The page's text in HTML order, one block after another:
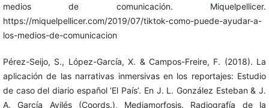
medios de comunicación. Miquelpellicer.
https://miquelpellicer.com/2019/07/tiktok-como-puede-ayudar-a-
los-medios-de-comunicacion
Pérez-Seijo, S., López-García, X. & Campos-Freire, F. (2018). La
aplicación de las narrativas inmersivas en los reportajes: Estudio
de caso del diario español ‘El País’. En J. L. González Esteban & J.
A. García Avilés (Coords.), Mediamorfosis. Radiografía de la